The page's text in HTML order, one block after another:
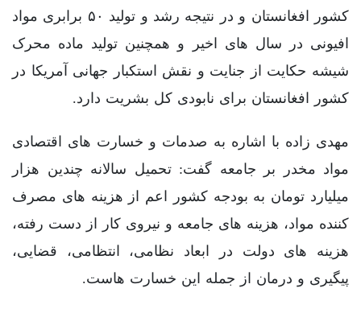
کشور افغانستان و در نتیجه رشد و تولید ۵۰ برابری مواد
افیونی در سال های اخیر و همچنین تولید ماده محرک
شیشه حکایت از جنایت و نقش استکبار جهانی آمریکا در
کشور افغانستان برای نابودی کل بشریت دارد.
مهدی زاده با اشاره به صدمات و خسارت های اقتصادی
مواد مخدر بر جامعه گفت: تحمیل سالانه چندین هزار
میلیارد تومان به بودجه کشور اعم از هزینه های مصرف
کننده مواد، هزینه های جامعه و نیروی کار از دست رفته،
هزینه های دولت در ابعاد نظامی، انتظامی، قضایی،
پیگیری و درمان از جمله این خسارت هاست.